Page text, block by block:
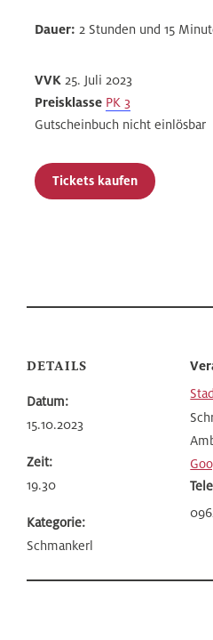
Dauer: 2 Stunden und 15
VVK25. Juli 2023
Preisklasse PK 3
Gutscheinbuch nicht einlösbar
Tickets kaufen
DETAILS
Datum:
15.10.2023
Zeit:
19.30
Kategorie:
Schmankerl